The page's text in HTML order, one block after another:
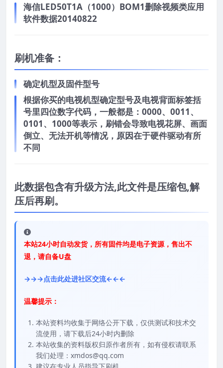
海信LED50T1A（1000）BOM1删除视频类应用
软件数据20140822
刷机准备：
确定机型及固件型号
根据你买的电视机型确定型号及电视背面标签括
号里四位数字代码，一般都是：0000、0011、
0101、1000等表示，刷错会导致电视花屏、画面
倒立、无法开机等情况，原因在于硬件驱动有所
不同
此数据包含有升级方法,此文件是压缩包,解
压后再刷。
本站24小时自动发货，所有固件均是电子资源，售出不
退，请自备U盘
→→→点击此处进社区交流←←←
温馨提示：
本站资料均收集于网络公开下载，仅供测试和技术交
流使用，请下载后24小时内删除
本站收集的资料版权归原作者所有，如有侵权请联系
我们处理：xmdos@qq.com